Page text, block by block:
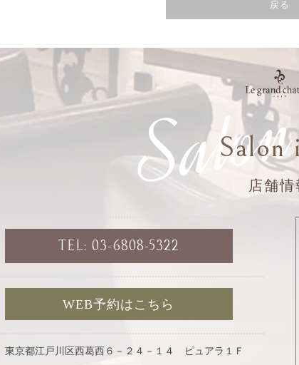
戻る
Salon
店舗情
TEL: 03-6808-5322
WEB予約はこちら
東京都江戸川区西葛西６－２４－１４ ピュアラ１Ｆ